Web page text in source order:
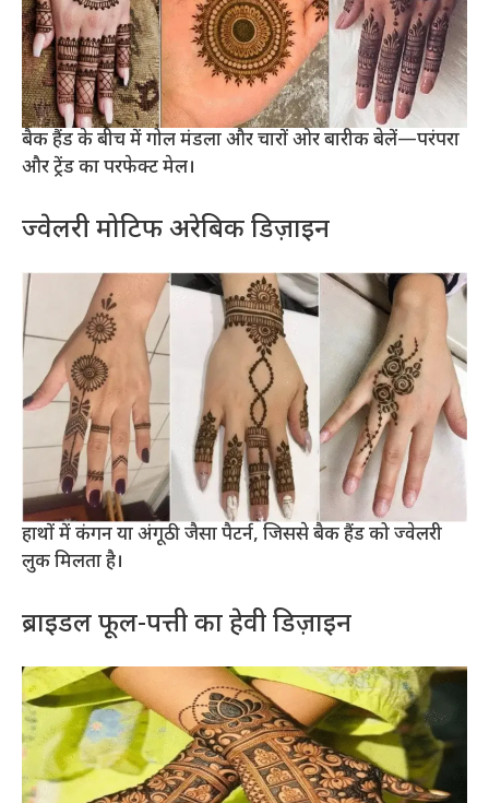
बैक हैंड के बीच में गोल मंडला और चारों ओर बारीक बेलें—परंपरा
और ट्रेंड का परफेक्ट मेल।
ज्वेलरी मोटिफ अरेबिक डिज़ाइन
हाथों में कंगन या अंगूठी जैसा पैटर्न, जिससे बैक हैंड को ज्वेलरी
लुक मिलता है।
ब्राइडल फूल-पत्ती का हेवी डिज़ाइन